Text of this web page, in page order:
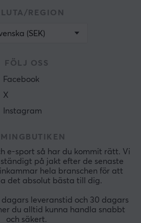
REGION
(SEK)
FÖLJ OSS
Facebook
X
Instagram
e-sport så har du kommit rätt. Vi
på jakt efter de senaste
hela branschen för att
det absolut bästa till dig.
dagars leveranstid och 30 dagars
du alltid kunna handla snabbt
och säkert.